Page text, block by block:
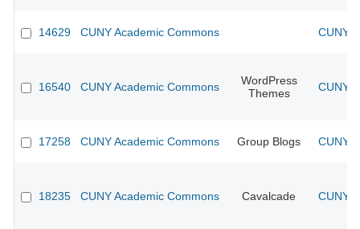
14629 CUNY Academic Commons CUNY
16540 CUNY Academic Commons
WordPress
Themes
CUNY
17258 CUNY Academic Commons Group Blogs CUNY
18235 CUNY Academic Commons Cavalcade CUNY